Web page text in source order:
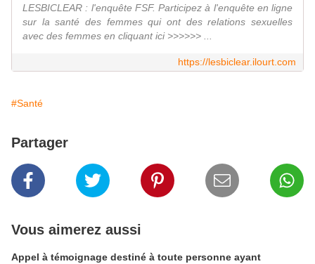
LESBICLEAR : l'enquête FSF. Participez à l'enquête en ligne
sur la santé des femmes qui ont des relations sexuelles
avec des femmes en cliquant ici >>>>>> ...
https://lesbiclear.ilourt.com
#Santé
Partager
Vous aimerez aussi
Appel à témoignage destiné à toute personne ayant